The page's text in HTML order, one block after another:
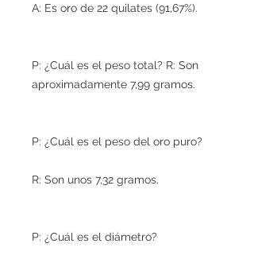
A: Es oro de 22 quilates (91,67%).
P: ¿Cuál es el peso total? R: Son
aproximadamente 7,99 gramos.
P: ¿Cuál es el peso del oro puro?
R: Son unos 7,32 gramos.
P: ¿Cuál es el diámetro?